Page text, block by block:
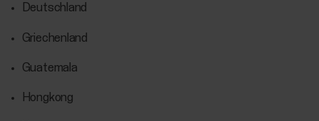
Deutschland
Griechenland
Guatemala
Hongkong